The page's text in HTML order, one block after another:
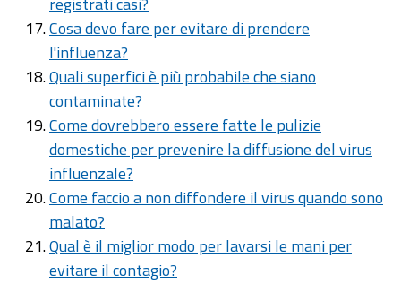
Cosa devo fare per evitare di prendere
l'influenza?
Quali superfici è più probabile che siano
contaminate?
Come dovrebbero essere fatte le pulizie
domestiche per prevenire la diffusione del virus
influenzale?
Come faccio a non diffondere il virus quando sono
malato?
Qual è il miglior modo per lavarsi le mani per
evitare il contagio?